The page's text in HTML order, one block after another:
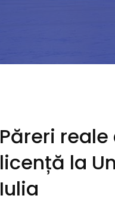
Păreri
licență la
Iulia